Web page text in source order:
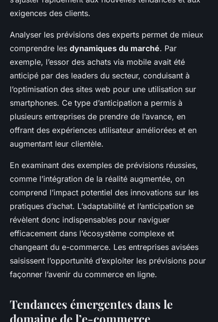
exigences des clients.
Analyser les prévisions des experts permet de mieux
comprendre les dynamiques du marché. Par
exemple, l’essor des achats via mobile avait été
anticipé par des leaders du secteur, conduisant à
l’optimisation des sites web pour une utilisation sur
smartphones. Ce type d’anticipation a permis à
plusieurs entreprises de prendre de l’avance, en
offrant des expériences utilisateur améliorées et en
augmentant leur clientèle.
En examinant des exemples de prévisions réussies,
comme l’intégration de la réalité augmentée, on
comprend l’impact potentiel des innovations sur les
pratiques d’achat. L’adaptabilité et l’anticipation se
révèlent donc indispensables pour naviguer
efficacement dans l’écosystème complexe et
changeant du e-commerce. Les entreprises avisées
saisissent l’opportunité d’exploiter les prévisions pour
façonner l’avenir du commerce en ligne.
Tendances émergentes dans le
domaine de l’e-commerce